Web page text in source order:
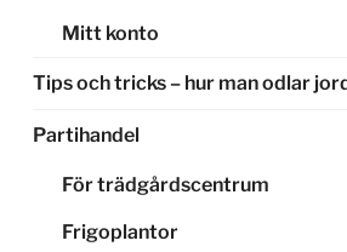
Mitt konto
Tips och tricks – hur man odlar
Partihandel
För trädgårdscentrum
Frigoplantor